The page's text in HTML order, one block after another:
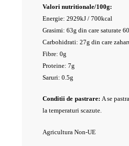
Valori nutritionale/100g:
Energie: 2929kJ / 700kcal
Grasimi: 63g din care saturate
Carbohidrati: 27g din care
Fibre: 0g
Proteine: 7g
Saruri: 0.5g
Conditii de pastrare: A se
la temperaturi scazute.
Agricultura Non-UE